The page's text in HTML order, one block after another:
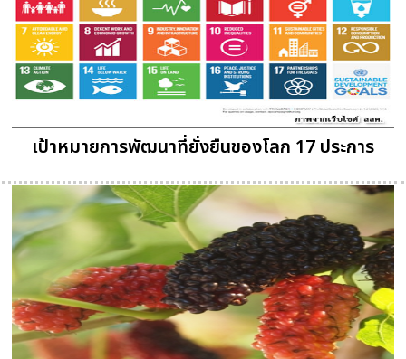
เป้าหมายการพัฒนาที่ยั่งยืนของโลก 17 ประการ